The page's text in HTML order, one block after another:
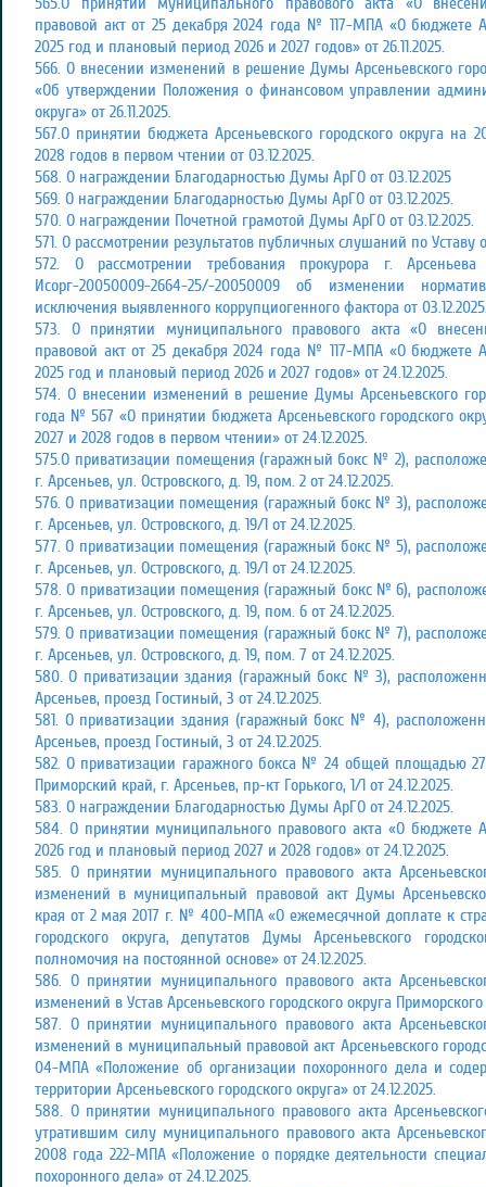
правовой акт от 25 декабря 2024 года № 117-МПА «О бюджете
2025 год и плановый период 2026 и 2027 годов» от 26.11.2025.
566. О внесении изменений в решение Думы Арсеньевского
«Об утверждении Положения о финансовом управлении
округа» от 26.11.2025.
567.О принятии бюджета Арсеньевского городского округа
2028 годов в первом чтении от 03.12.2025.
568. О награждении Благодарностью Думы АрГО от 03.12.2025
569. О награждении Благодарностью Думы АрГО от 03.12.2025.
570. О награждении Почетной грамотой Думы АрГО от 03.12.2025.
571. О рассмотрении результатов публичных слушаний по Уставу
572. О рассмотрении требования прокурора г.
Исорг-20050009-2664-25/-20050009 об изменении
исключения выявленного коррупциогенного фактора от
573. О принятии муниципального правового акта «О
правовой акт от 25 декабря 2024 года № 117-МПА «О бюджете
2025 год и плановый период 2026 и 2027 годов» от 24.12.2025.
574. O внесении изменений в решение Думы Арсеньевского
года № 567 «О принятии бюджета Арсеньевского городского
2027 и 2028 годов в первом чтении» от 24.12.2025.
575.О приватизации помещения (гаражный бокс № 2),
г. Арсеньев, ул. Островского, д. 19, пом. 2 от 24.12.2025.
576. О приватизации помещения (гаражный бокс № 3),
г. Арсеньев, ул. Островского, д. 19/1 от 24.12.2025.
577. О приватизации помещения (гаражный бокс № 5),
г. Арсеньев, ул. Островского, д. 19/1 от 24.12.2025.
578. О приватизации помещения (гаражный бокс № 6),
г. Арсеньев, ул. Островского, д. 19, пом. 6 от 24.12.2025.
579. О приватизации помещения (гаражный бокс № 7),
г. Арсеньев, ул. Островского, д. 19, пом. 7 от 24.12.2025.
580. О приватизации здания (гаражный бокс № 3),
Арсеньев, проезд Гостиный, 3 от 24.12.2025.
581. О приватизации здания (гаражный бокс № 4),
Арсеньев, проезд Гостиный, 3 от 24.12.2025.
582. О приватизации гаражного бокса № 24 общей площадью
Приморский край, г. Арсеньев, пр-кт Горького, 1/1 от 24.12.2025.
583. О награждении Благодарностью Думы АрГО от 24.12.2025.
584. О принятии муниципального правового акта «О бюджете
2026 год и плановый период 2027 и 2028 годов» от 24.12.2025.
585. О принятии муниципального правового акта
изменений в муниципальный правовой акт Думы
края от 2 мая 2017 г. № 400-МПА «О ежемесячной доплате к
городского округа, депутатов Думы Арсеньевского
полномочия на постоянной основе» от 24.12.2025.
586. О принятии муниципального правового акта
изменений в Устав Арсеньевского городского округа Приморского
587. О принятии муниципального правового акта
изменений в муниципальный правовой акт Арсеньевского
04-МПА «Положение об организации похоронного дела и
территории Арсеньевского городского округа» от 24.12.2025.
588. О принятии муниципального правового акта
утратившим силу муниципального правового акта
2008 года 222-МПА «Положение о порядке деятельности
похоронного дела» от 24.12.2025.